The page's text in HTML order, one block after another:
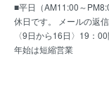
■平日（AM11:00～
休日です。 メールの返
〈9日から16日〉19：
年始は短縮営業